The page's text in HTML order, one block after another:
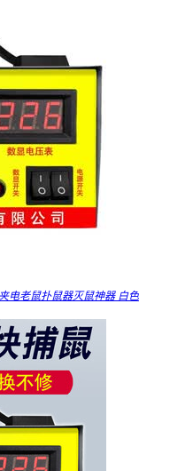
电老鼠扑鼠器灭鼠神器 白色